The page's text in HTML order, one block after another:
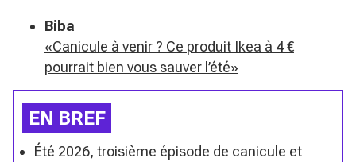
Biba
«Canicule à venir ? Ce produit Ikea à 4 €
pourrait bien vous sauver l’été»
EN BREF
Été 2026, troisième épisode de canicule et